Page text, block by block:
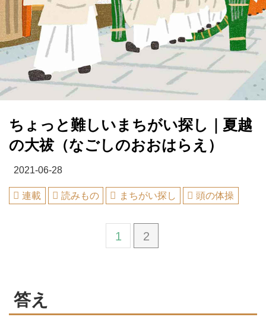
ちょっと難しいまちがい探し｜夏越
の大祓（なごしのおおはらえ）
2021-06-28
連載 読みもの まちがい探し 頭の体操
1 2
答え